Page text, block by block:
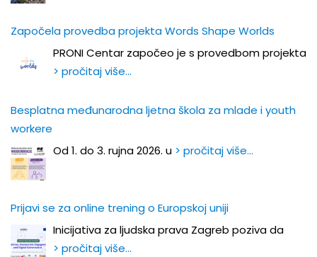
Započela provedba projekta Words Shape Worlds
PRONI Centar započeo je s provedbom projekta
> pročitaj više…
Besplatna međunarodna ljetna škola za mlade i youth
workere
Od 1. do 3. rujna 2026. u > pročitaj više…
Prijavi se za online trening o Europskoj uniji
Inicijativa za ljudska prava Zagreb poziva da
> pročitaj više…